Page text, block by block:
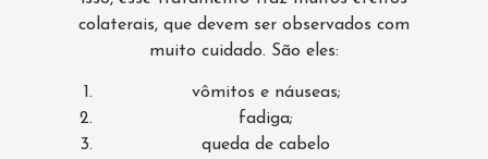
colaterais, que devem ser observados com
muito cuidado. São eles:
vômitos e náuseas;
fadiga;
queda de cabelo